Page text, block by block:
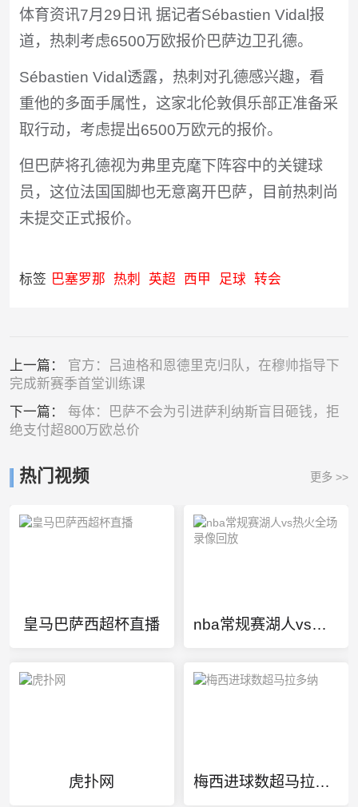
体育资讯7月29日讯 据记者Sébastien Vidal报
道，热刺考虑6500万欧报价巴萨边卫孔德。
Sébastien Vidal透露，热刺对孔德感兴趣，看
重他的多面手属性，这家北伦敦俱乐部正准备采
取行动，考虑提出6500万欧元的报价。
但巴萨将孔德视为弗里克麾下阵容中的关键球
员，这位法国国脚也无意离开巴萨，目前热刺尚
未提交正式报价。
标签 巴塞罗那 热刺 英超 西甲 足球 转会
上一篇： 官方：吕迪格和恩德里克归队，在穆帅指导下
完成新赛季首堂训练课
下一篇： 每体：巴萨不会为引进萨利纳斯盲目砸钱，拒
绝支付超800万欧总价
热门视频 更多 >>
皇马巴萨西超杯直播 nba常规赛湖人vs热火全场录像回放
虎扑网 梅西进球数超马拉多纳